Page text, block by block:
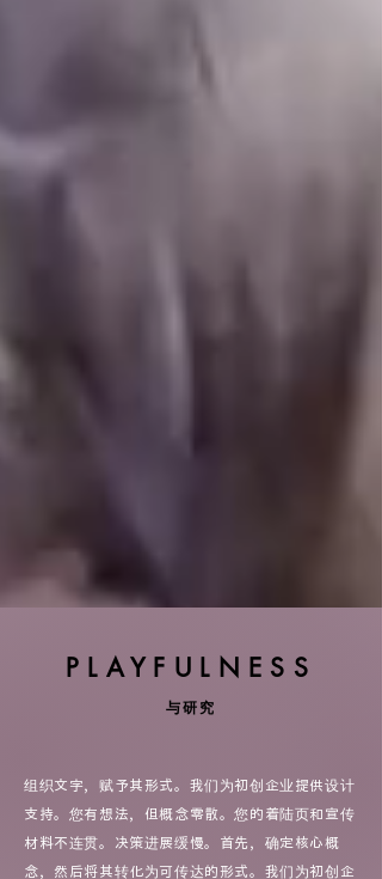
PLAYFULNESS
与研究
组织文字，赋予其形式。我们为初创企业提供设计
支持。您有想法，但概念零散。您的着陆页和宣传
材料不连贯。决策进展缓慢。首先，确定核心概
念，然后将其转化为可传达的形式。我们为初创企